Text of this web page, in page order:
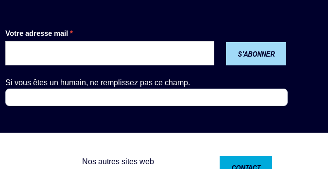
Votre adresse mail *
S'ABONNER
Si vous êtes un humain, ne remplissez pas ce champ.
Nos autres sites web